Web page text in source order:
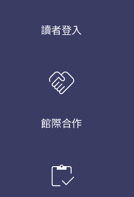
讀者登入
handshake
館際合作
inventory